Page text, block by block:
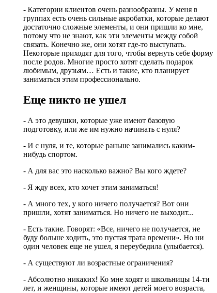
- Категории клиентов очень разнообразны. У меня в
группах есть очень сильные акробатки, которые делают
достаточно сложные элементы, и они пришли ко мне,
потому что не знают, как эти элементы между собой
связать. Конечно же, они хотят где-то выступать.
Некоторые приходят для того, чтобы вернуть себе форму
после родов. Многие просто хотят сделать подарок
любимым, друзьям… Есть и такие, кто планирует
заниматься этим профессионально.
Еще никто не ушел
- А это девушки, которые уже имеют базовую
подготовку, или же им нужно начинать с нуля?
- И с нуля, и те, которые раньше занимались каким-
нибудь спортом.
- А для вас это насколько важно? Вы кого ждете?
- Я жду всех, кто хочет этим заниматься!
- А много тех, у кого ничего получается? Вот они
пришли, хотят заниматься. Но ничего не выходит...
- Есть такие. Говорят: «Все, ничего не получается, не
буду больше ходить, это пустая трата времени». Но ни
один человек еще не ушел, я переубедила (улыбается).
- А существуют ли возрастные ограничения?
- Абсолютно никаких! Ко мне ходят и школьницы 14-ти
лет, и женщины, которые имеют детей моего возраста,